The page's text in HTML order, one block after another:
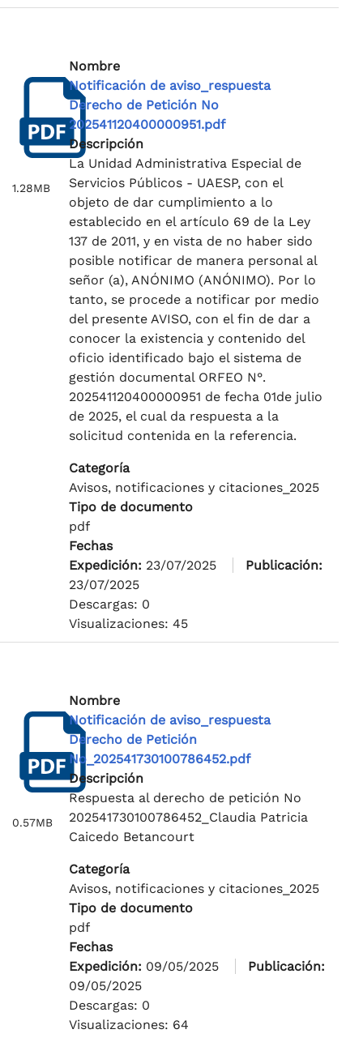
1.28MB
Nombre
Notificación de aviso_respuesta
Derecho de Petición No
202541120400000951.pdf
Descripción
La Unidad Administrativa Especial de
Servicios Públicos - UAESP, con el
objeto de dar cumplimiento a lo
establecido en el artículo 69 de la Ley
137 de 2011, y en vista de no haber sido
posible notificar de manera personal al
señor (a), ANÓNIMO (ANÓNIMO). Por lo
tanto, se procede a notificar por medio
del presente AVISO, con el fin de dar a
conocer la existencia y contenido del
oficio identificado bajo el sistema de
gestión documental ORFEO N°.
202541120400000951 de fecha 01de julio
de 2025, el cual da respuesta a la
solicitud contenida en la referencia.
Categoría
Avisos, notificaciones y citaciones_2025
Tipo de documento
pdf
Fechas
Expedición: 23/07/2025
Publicación:
23/07/2025
Descargas: 0
Visualizaciones: 45
0.57MB
Nombre
Notificación de aviso_respuesta
Derecho de Petición
No_202541730100786452.pdf
Descripción
Respuesta al derecho de petición No
202541730100786452_Claudia Patricia
Caicedo Betancourt
Categoría
Avisos, notificaciones y citaciones_2025
Tipo de documento
pdf
Fechas
Expedición: 09/05/2025
Publicación:
09/05/2025
Descargas: 0
Visualizaciones: 64